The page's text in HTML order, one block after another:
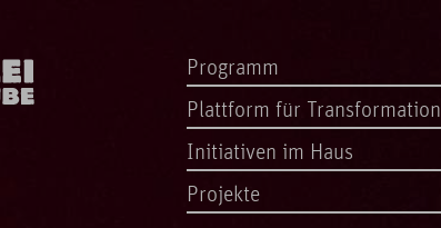
Programm
Plattform für
Initiativen im Haus
Projekte